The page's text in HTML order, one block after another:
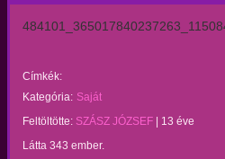
Címkék:
Kategória: Saját
Feltöltötte: SZÁSZ JÓZSEF
13 éve
Látta 343 ember.